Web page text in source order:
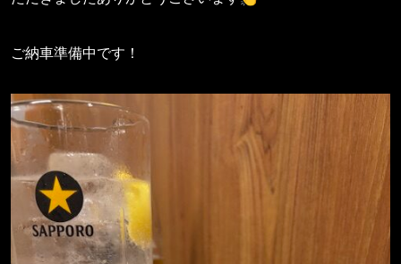
ご納車準備中です！